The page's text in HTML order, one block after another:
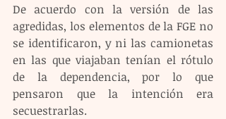
De acuerdo con la versión de las
agredidas, los elementos de la FGE no
se identificaron, y ni las camionetas
en las que viajaban tenían el rótulo
de la dependencia, por lo que
pensaron que la intención era
secuestrarlas.